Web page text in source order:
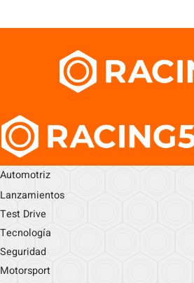
Automotriz
Lanzamientos
Test Drive
Tecnología
Seguridad
Motorsport